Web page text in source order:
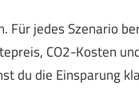
Für jedes Szenario
CO2-Kosten
du die Einsparung